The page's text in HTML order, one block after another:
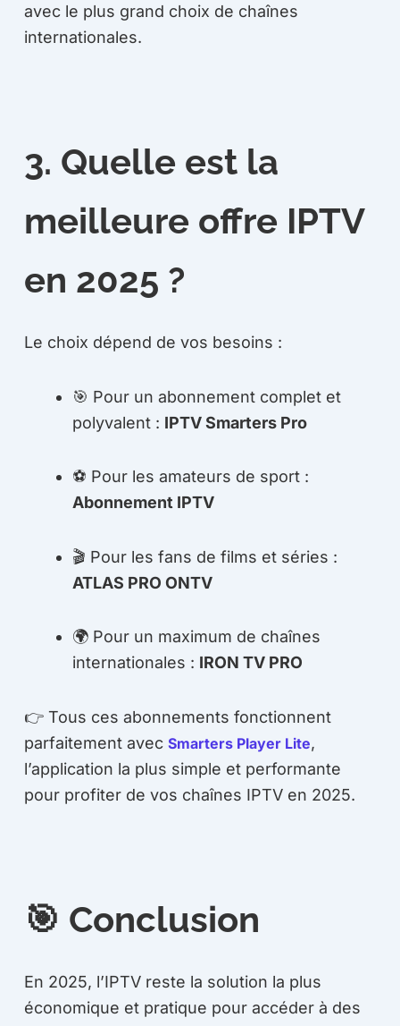
avec le plus grand choix de chaînes
internationales.
3. Quelle est la
meilleure offre IPTV
en 2025 ?
Le choix dépend de vos besoins :
🎯 Pour un abonnement complet et
polyvalent : IPTV Smarters Pro
⚽ Pour les amateurs de sport :
Abonnement IPTV
🎬 Pour les fans de films et séries :
ATLAS PRO ONTV
🌍 Pour un maximum de chaînes
internationales : IRON TV PRO
👉 Tous ces abonnements fonctionnent
parfaitement avecSmarters Player Lite,
l’application la plus simple et performante
pour profiter de vos chaînes IPTV en 2025.
🎯 Conclusion
En 2025, l’IPTV reste la solution la plus
économique et pratique pour accéder à des